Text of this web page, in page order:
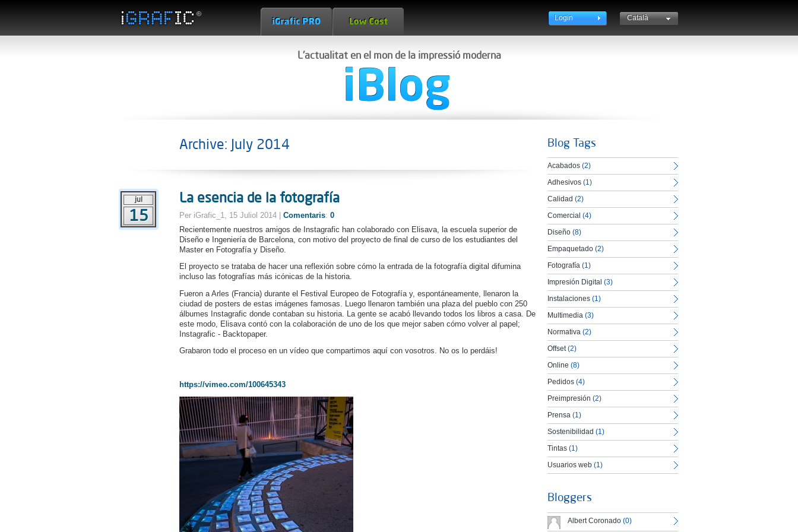
Login
Català
L'actualitat en el mon de la impressió moderna
Archive: July 2014
jul
15
La esencia de la fotografía
Per iGrafic_1, 15 Juliol 2014 | Comentaris: 0
Recientemente nuestros amigos de Instagrafic han colaborado con Elisava, la escuela superior de
Diseño e Ingeniería de Barcelona, con motivo del proyecto de final de curso de los estudiantes del
Master en Fotografía y Diseño.
El proyecto se trataba de hacer una reflexión sobre cómo la entrada de la fotografía digital difumina
incluso las fotografías más icónicas de la historia.
Fueron a Arles (Francia) durante el Festival Europeo de Fotografía y, espontáneamente, llenaron la
ciudad de posters de estas imágenes famosas. Luego llenaron también una plaza del pueblo con 250
álbumes Instagrafic donde contaban su historia. La gente se acabó llevando todos los libros a casa. De
este modo, Elisava contó con la colaboración de uno de los que mejor saben cómo volver al papel;
Instagrafic - Backtopaper.
Grabaron todo el proceso en un vídeo que compartimos aquí con vosotros. No os lo perdáis!
https://vimeo.com/100645343
Blog Tags
Acabados (2)
Adhesivos (1)
Calidad (2)
Comercial (4)
Diseño (8)
Empaquetado (2)
Fotografía (1)
Impresión Digital (3)
Instalaciones (1)
Multimedia (3)
Normativa (2)
Offset (2)
Online (8)
Pedidos (4)
Preimpresión (2)
Prensa (1)
Sostenibilidad (1)
Tintas (1)
Usuarios web (1)
Bloggers
Albert Coronado (0)